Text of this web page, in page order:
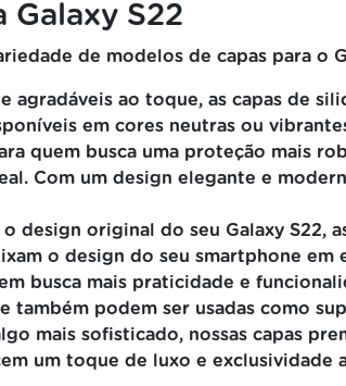
Galaxy S22
de modelos de capas para o
agradáveis ao toque, as capas de
em cores neutras ou
quem busca uma proteção mais
Com um design elegante e
o design original do seu Galaxy S22,
o design do seu smartphone em
busca mais praticidade e
também podem ser usadas como
mais sofisticado, nossas capas
um toque de luxo e exclusividade